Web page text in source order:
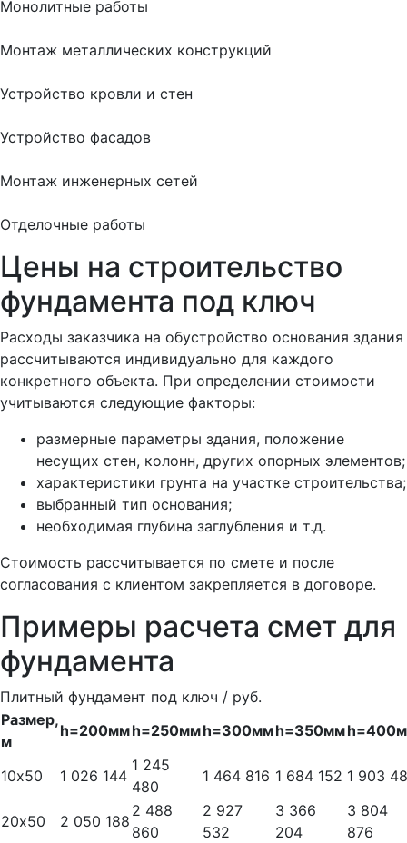
Монолитные работы
Монтаж металлических конструкций
Устройство кровли и стен
Устройство фасадов
Монтаж инженерных сетей
Отделочные работы
Цены на строительство
фундамента под ключ
Расходы заказчика на обустройство основания здания
рассчитываются индивидуально для каждого
конкретного объекта. При определении стоимости
учитываются следующие факторы:
размерные параметры здания, положение
несущих стен, колонн, других опорных элементов;
характеристики грунта на участке строительства;
выбранный тип основания;
необходимая глубина заглубления и т.д.
Стоимость рассчитывается по смете и после
согласования с клиентом закрепляется в договоре.
Примеры расчета смет для
фундамента
Плитный фундамент под ключ / руб.
Размер,
м
h=200ммh=250ммh=300ммh=350мм
10х50 1 026 144
1 245
480
1 464 816 1 684 152 1 903
20х50 2 050 188
2 488
860
2 927
532
3 366
204
3 804
876